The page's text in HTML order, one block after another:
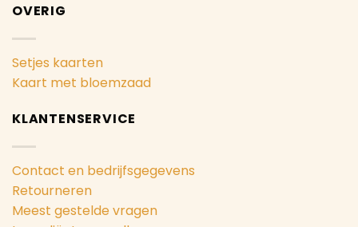
OVERIG
Setjes kaarten
Kaart met bloemzaad
KLANTENSERVICE
Contact en bedrijfsgegevens
Retourneren
Meest gestelde vragen